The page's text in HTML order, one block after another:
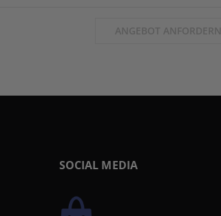
ANGEBOT ANFORDERN
SOCIAL MEDIA